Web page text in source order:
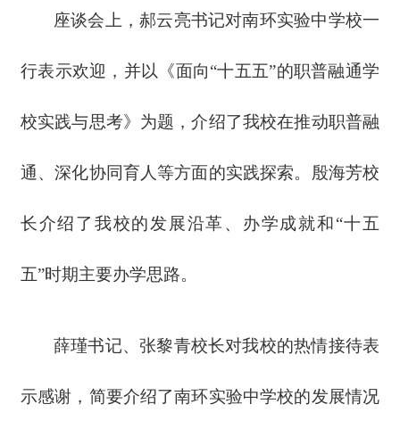
座谈会上，郝云亮书记对南环实验中学校一
行表示欢迎，并以《面向“十五五”的职普融通学
校实践与思考》为题，介绍了我校在推动职普融
通、深化协同育人等方面的实践探索。殷海芳校
长介绍了我校的发展沿革、办学成就和“十五
五”时期主要办学思路。
薛瑾书记、张黎青校长对我校的热情接待表
示感谢，简要介绍了南环实验中学校的发展情况